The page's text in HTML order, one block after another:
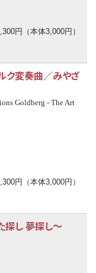
円（本体3,000円）
変奏曲／みやざ
Goldberg - The Art
円（本体3,000円）
探し 夢探し～